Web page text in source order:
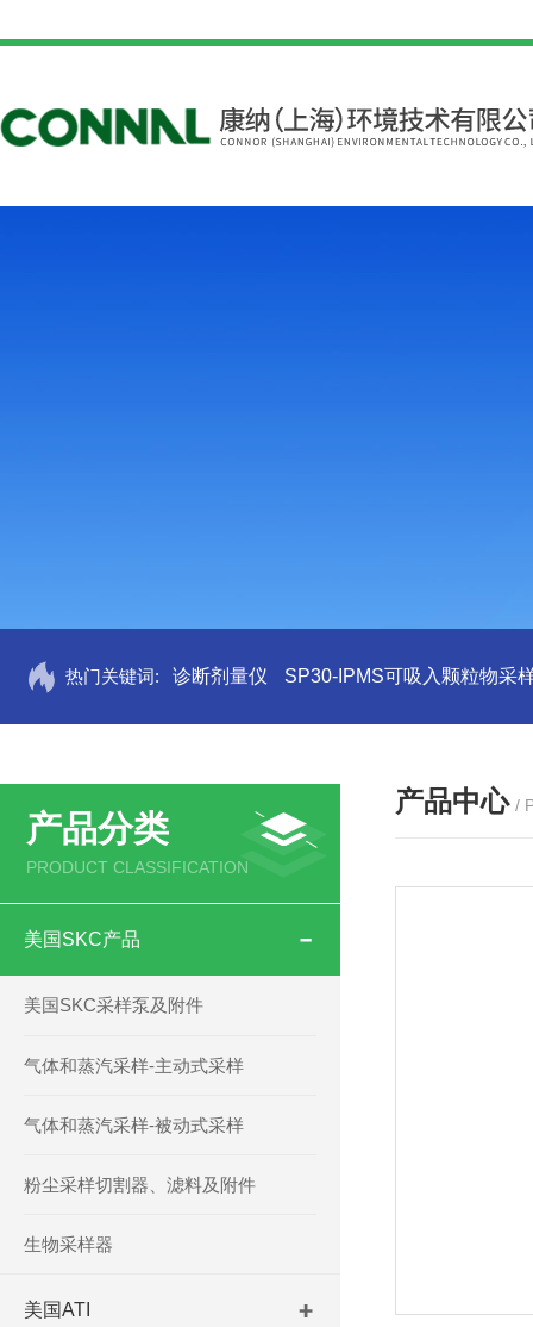
热门关键词: 诊断剂量仪 SP30-IPMS可吸入颗粒物采
产品分类
PRODUCT CLASSIFICATION
美国SKC产品
美国SKC采样泵及附件
气体和蒸汽采样-主动式采样
气体和蒸汽采样-被动式采样
粉尘采样切割器、滤料及附件
生物采样器
美国ATI
产品中心 /